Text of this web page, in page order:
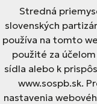
Stredná
slovenských
používa na tomto
použité za
sídla alebo k
www.sospb.sk.
nastavenia